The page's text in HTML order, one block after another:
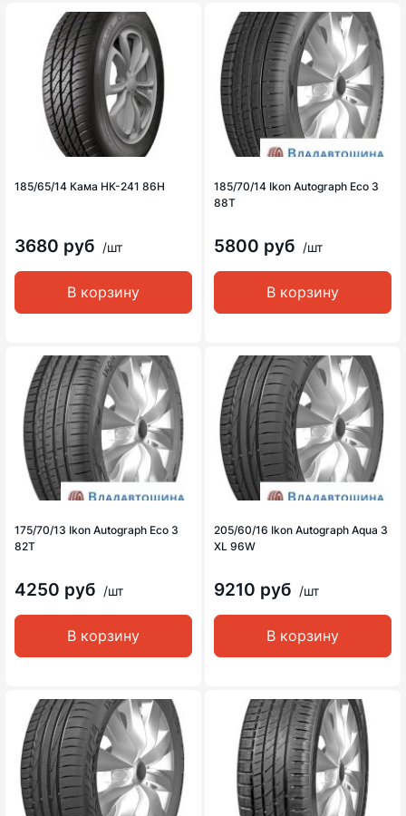
185/65/14 Кама НК-241 86H
3680 руб /шт
В корзину
185/70/14 Ikon Autograph Eco 3
88T
5800 руб /шт
В корзину
175/70/13 Ikon Autograph Eco 3
82T
4250 руб /шт
В корзину
205/60/16 Ikon Autograph Aqua 3
XL 96W
9210 руб /шт
В корзину